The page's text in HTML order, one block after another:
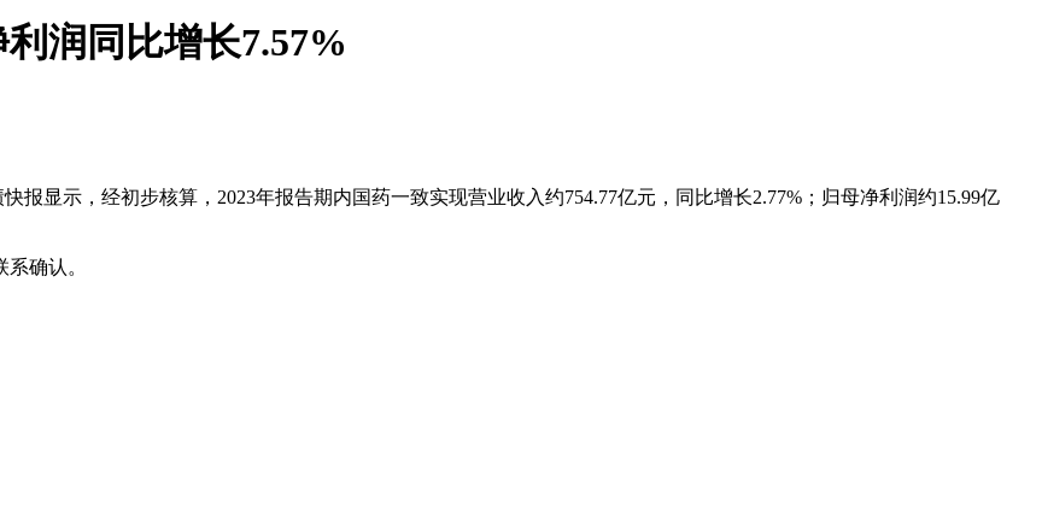
润同比增长7.57%
报显示，经初步核算，2023年报告期内国药一致实现营业收入约754.77亿元，同比增长2.77%；归母净利润约15.99亿
确认。